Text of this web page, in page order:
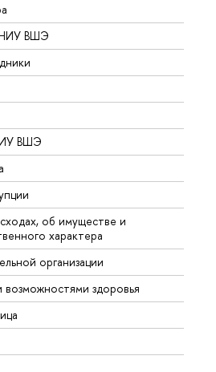
НИУ ВШЭ
ВШЭ
об имуществе и
характера
организации
здоровья